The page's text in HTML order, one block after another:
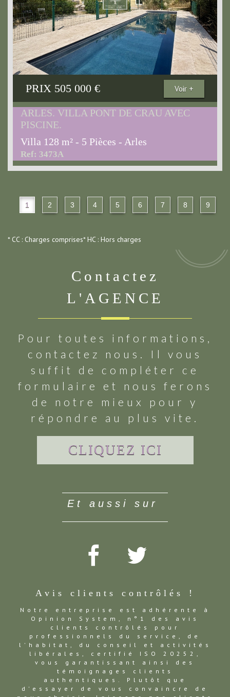
PRIX 505 000 € Voir +
ARLES. VILLA PONT DE CRAU AVEC
PISCINE.
Villa 128 m² - 5 Pièces - Arles
Ref: 3473A
1 2 3 4 5 6 7 8 9
* CC : Charges comprises* HC : Hors charges
Contactez
L'AGENCE
Pour toutes informations,
contactez nous. Il vous
suffit de compléter ce
formulaire et nous ferons
de notre mieux pour y
répondre au plus vite.
CLIQUEZ ICI
et aussi sur
Avis clients contrôlés !
Notre entreprise est adhérente à
Opinion System, n°1 des avis
clients contrôlés pour
professionnels du service, de
l'habitat, du conseil et activités
libérales, certifié ISO 20252,
vous garantissant ainsi des
témoignages clients
authentiques. Plutôt que
d'essayer de vous convaincre de